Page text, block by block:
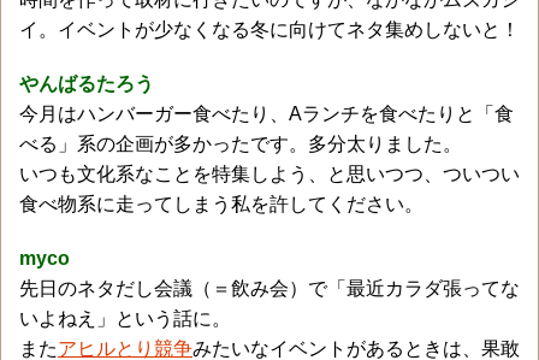
イ。イベントが少なくなる冬に向けてネタ集めしないと！
やんばるたろう
今月はハンバーガー食べたり、Aランチを食べたりと「食
べる」系の企画が多かったです。多分太りました。
いつも文化系なことを特集しよう、と思いつつ、ついつい
食べ物系に走ってしまう私を許してください。
myco
先日のネタだし会議（＝飲み会）で「最近カラダ張ってな
いよねえ」という話に。
またアヒルとり競争みたいなイベントがあるときは、果敢